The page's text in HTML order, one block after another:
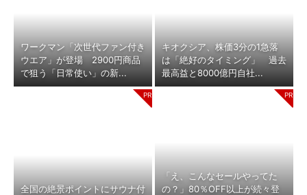
ワークマン「次世代ファン付き
ウエア」が登場 2900円商品
で狙う「日常使い」の新...
キオクシア、株価3分の1急落
は「絶好のタイミング」 過去
最高益と8000億円自社...
全国の絶景ポイントにサウナ付
「え、こんなセールやってた
の？」80％OFF以上が続々登